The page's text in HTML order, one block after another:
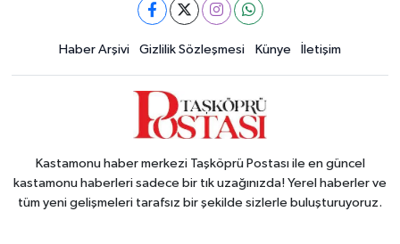
Haber Arşivi Gizlilik Sözleşmesi Künye İletişim
Kastamonu haber merkezi Taşköprü Postası ile en güncel
kastamonu haberleri sadece bir tık uzağınızda! Yerel haberler ve
tüm yeni gelişmeleri tarafsız bir şekilde sizlerle buluşturuyoruz.